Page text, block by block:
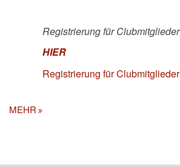
Registrierung für Clubmitglieder
HIER
Registrierung für Clubmitglieder
MEHR